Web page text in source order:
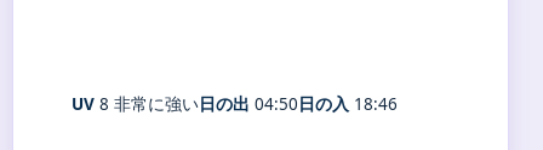
UV 8 非常に強い日の出 04:50日の入 18:46